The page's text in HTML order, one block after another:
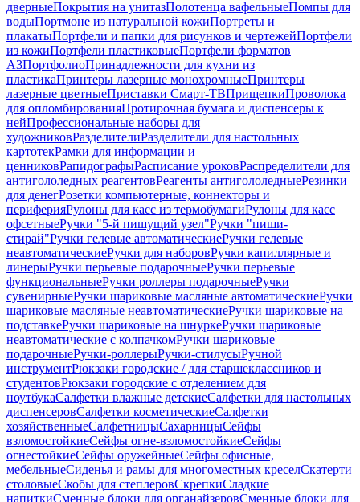
дверныеПокрытия на унитазПолотенца вафельныеПомпы для
водыПортмоне из натуральной кожиПортреты и
плакатыПортфели и папки для рисунков и чертежейПортфели
из кожиПортфели пластиковыеПортфели форматов
А3ПортфолиоПринадлежности для кухни из
пластикаПринтеры лазерные монохромныеПринтеры
лазерные цветныеПриставки Смарт-ТВПрищепкиПроволока
для опломбированияПротирочная бумага и диспенсеры к
нейПрофессиональные наборы для
художниковРазделителиРазделители для настольных
картотекРамки для информации и
ценниковРапидографыРасписание уроковРаспределители для
антигололедных реагентовРеагенты антигололедныеРезинки
для денегРозетки компьютерные, коннекторы и
периферияРулоны для касс из термобумагиРулоны для касс
офсетныеРучки "5-й пишущий узел"Ручки "пиши-
стирай"Ручки гелевые автоматическиеРучки гелевые
неавтоматическиеРучки для наборовРучки капиллярные и
линерыРучки перьевые подарочныеРучки перьевые
функциональныеРучки роллеры подарочныеРучки
сувенирныеРучки шариковые масляные автоматическиеРучки
шариковые масляные неавтоматическиеРучки шариковые на
подставкеРучки шариковые на шнуркеРучки шариковые
неавтоматические с колпачкомРучки шариковые
подарочныеРучки-роллерыРучки-стилусыРучной
инструментРюкзаки городские / для старшеклассников и
студентовРюкзаки городские с отделением для
ноутбукаСалфетки влажные детскиеСалфетки для настольных
диспенсеровСалфетки косметическиеСалфетки
хозяйственныеСалфетницыСахарницыСейфы
взломостойкиеСейфы огне-взломостойкиеСейфы
огнестойкиеСейфы оружейныеСейфы офисные,
мебельныеСиденья и рамы для многоместных креселСкатерти
столовыеСкобы для степлеровСкрепкиСладкие
напиткиСменные блоки для органайзеровСменные блоки для